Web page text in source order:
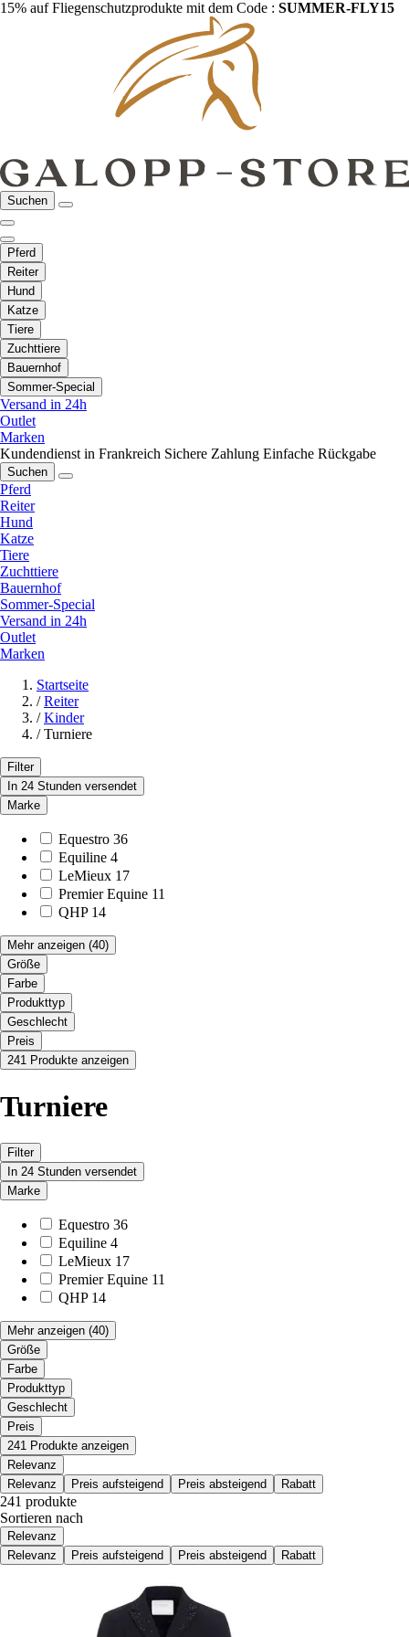
15% auf Fliegenschutzprodukte mit dem Code : SUMMER-FLY15
Suchen
Pferd
Reiter
Hund
Katze
Tiere
Zuchttiere
Bauernhof
Sommer-Special
Versand in 24h
Outlet
Marken
Kundendienst in Frankreich Sichere Zahlung Einfache Rückgabe
Suchen
Pferd
Reiter
Hund
Katze
Tiere
Zuchttiere
Bauernhof
Sommer-Special
Versand in 24h
Outlet
Marken
Startseite
/ Reiter
/ Kinder
/ Turniere
Filter
In 24 Stunden versendet
Marke
Equestro 36
Equiline 4
LeMieux 17
Premier Equine 11
QHP 14
Mehr anzeigen (40)
Größe
Farbe
Produkttyp
Geschlecht
Preis
241 Produkte anzeigen
Turniere
Filter
In 24 Stunden versendet
Marke
Equestro 36
Equiline 4
LeMieux 17
Premier Equine 11
QHP 14
Mehr anzeigen (40)
Größe
Farbe
Produkttyp
Geschlecht
Preis
241 Produkte anzeigen
Relevanz
Relevanz
Preis aufsteigend Preis absteigend Rabatt
241 produkte
Sortieren nach
Relevanz
Relevanz
Preis aufsteigend Preis absteigend Rabatt